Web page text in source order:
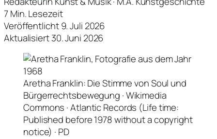
7 Min. Lesezeit
Veröffentlicht 9. Juli 2026
Aktualisiert 30. Juni 2026
Aretha Franklin: Die Stimme von Soul und
Bürgerrechtsbewegung · Wikimedia
Commons · Atlantic Records (Life time:
Published before 1978 without a copyright
notice) · PD